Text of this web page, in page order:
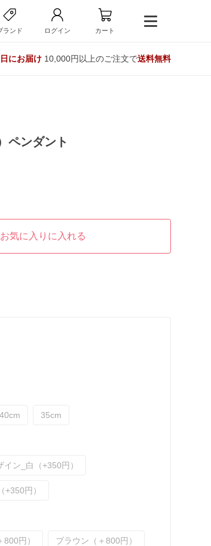
ランド ログイン カート
にお届け10,000円以上のご注文で送料無料
ペンダント
お気に入りに入れる
40cm 35cm
イン_白（+350円）
+350円）
円） ブラウン（＋800円）